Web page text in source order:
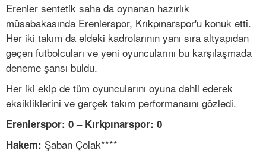
Erenler sentetik saha da oynanan hazırlık
müsabakasında Erenlerspor, Krıkpınarspor'u konuk etti.
Her iki takım da eldeki kadrolarının yanı sıra altyapıdan
geçen futbolcuları ve yeni oyuncularını bu karşılaşmada
deneme şansı buldu.
Her iki ekip de tüm oyuncularını oyuna dahil ederek
eksikliklerini ve gerçek takım performansını gözledi.
Erenlerspor: 0 – Kırkpınarspor: 0
Hakem: Şaban Çolak****